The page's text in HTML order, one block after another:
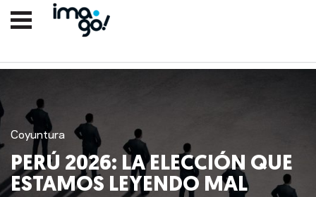
Coyuntura
PERÚ 2026: LA ELECCIÓN QUE
ESTAMOS LEYENDO MAL